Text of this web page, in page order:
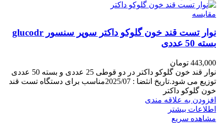
مقایسه
نوار تست قند خون گلوکو داکتر سوپر سنسور glucodr
بسته 50 عددی
443,000 تومان
نوار قند خون گلوکو داکتر در دو قوطی 25 عددی و بسته 50 عددی
توزیع می شود.تاریخ انثضا : 2025/07مناسب برای دستگاه تست قند
خون گلوکو داکتر
افزودن به علاقه مندی
اطلاعات بیشتر
مشاهده سریع